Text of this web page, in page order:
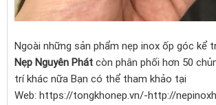
Ngoài những sản phẩm nẹp inox ốp góc kể
Nẹp Nguyên Phát còn phân phối hơn 50
trí khác nữa Bạn có thể tham khảo tại
Web: https://tongkhonep.vn/-http://